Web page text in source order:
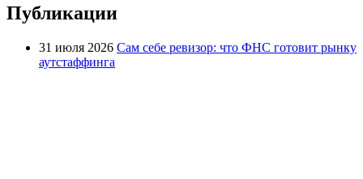
Публикации
31 июля 2026 Сам себе ревизор: что ФНС готовит рынку
аутстаффинга